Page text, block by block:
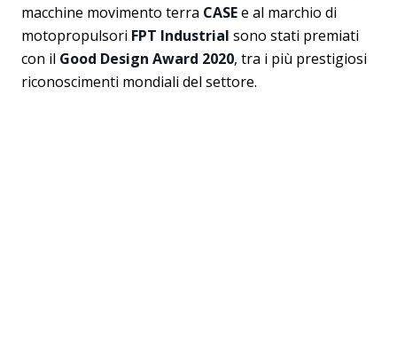
macchine movimento terra CASEe al marchio di
motopropulsori FPT Industrial sono stati premiati
con il Good Design Award 2020, tra i più prestigiosi
riconoscimenti mondiali del settore.